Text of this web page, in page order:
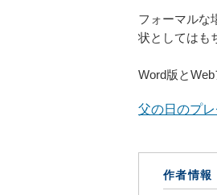
フォーマルな
状としてはも
Word版と
父の日のプ
作者情報